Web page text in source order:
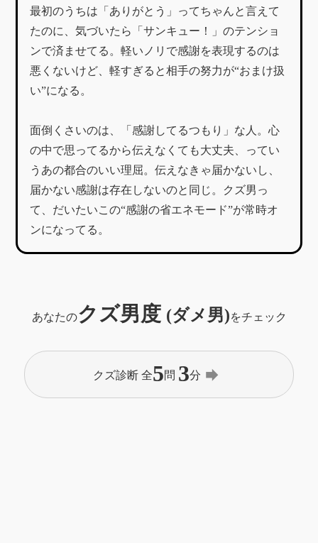
最初のうちは「ありがとう」ってちゃんと言えて
たのに、気づいたら「サンキュー！」のテンショ
ンで済ませてる。軽いノリで感謝を表現するのは
悪くないけど、軽すぎると相手の努力が“おまけ扱
い”になる。
面倒くさいのは、「感謝してるつもり」な人。心
の中で思ってるから伝えなくても大丈夫、ってい
うあの都合のいい理屈。伝えなきゃ届かないし、
届かない感謝は存在しないのと同じ。クズ男っ
て、だいたいこの“感謝の省エネモード”が常時オ
ンになってる。
あなたのクズ男度 (ダメ男)をチェック
クズ診断 全5問 3分 forward